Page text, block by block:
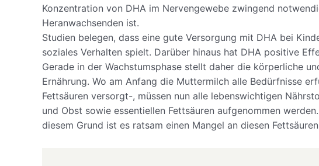
Konzentration von DHA im Nervengewebe zwingend
Heranwachsenden ist.
Studien belegen, dass eine gute Versorgung mit DHA bei
soziales Verhalten spielt. Darüber hinaus hat DHA positive
Gerade in der Wachstumsphase stellt daher die körperliche
Ernährung. Wo am Anfang die Muttermilch alle Bedürfnisse
Fettsäuren versorgt-, müssen nun alle lebenswichtigen
und Obst sowie essentiellen Fettsäuren aufgenommen
diesem Grund ist es ratsam einen Mangel an diesen